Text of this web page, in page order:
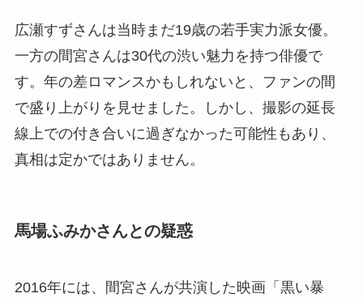
広瀬すずさんは当時まだ19歳の若手実力派女優。
一方の間宮さんは30代の渋い魅力を持つ俳優で
す。年の差ロマンスかもしれないと、ファンの間
で盛り上がりを見せました。しかし、撮影の延長
線上での付き合いに過ぎなかった可能性もあり、
真相は定かではありません。
馬場ふみかさんとの疑惑
2016年には、間宮さんが共演した映画「黒い暴